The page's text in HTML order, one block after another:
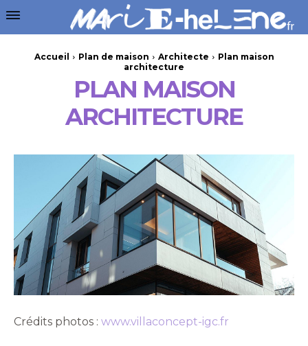
Accueil Plan de maison Architecte
Plan maison
architecture
PLAN MAISON
ARCHITECTURE
Crédits photos : www.villaconcept-igc.fr